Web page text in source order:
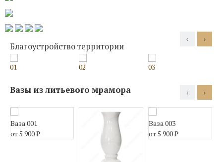
Благоустройство территории
01 02 03
‹ ›
Вазы из литьевого мрамора
Ваза 001
от 5 900₽
Ваза 003
от 5 900₽
‹ ›